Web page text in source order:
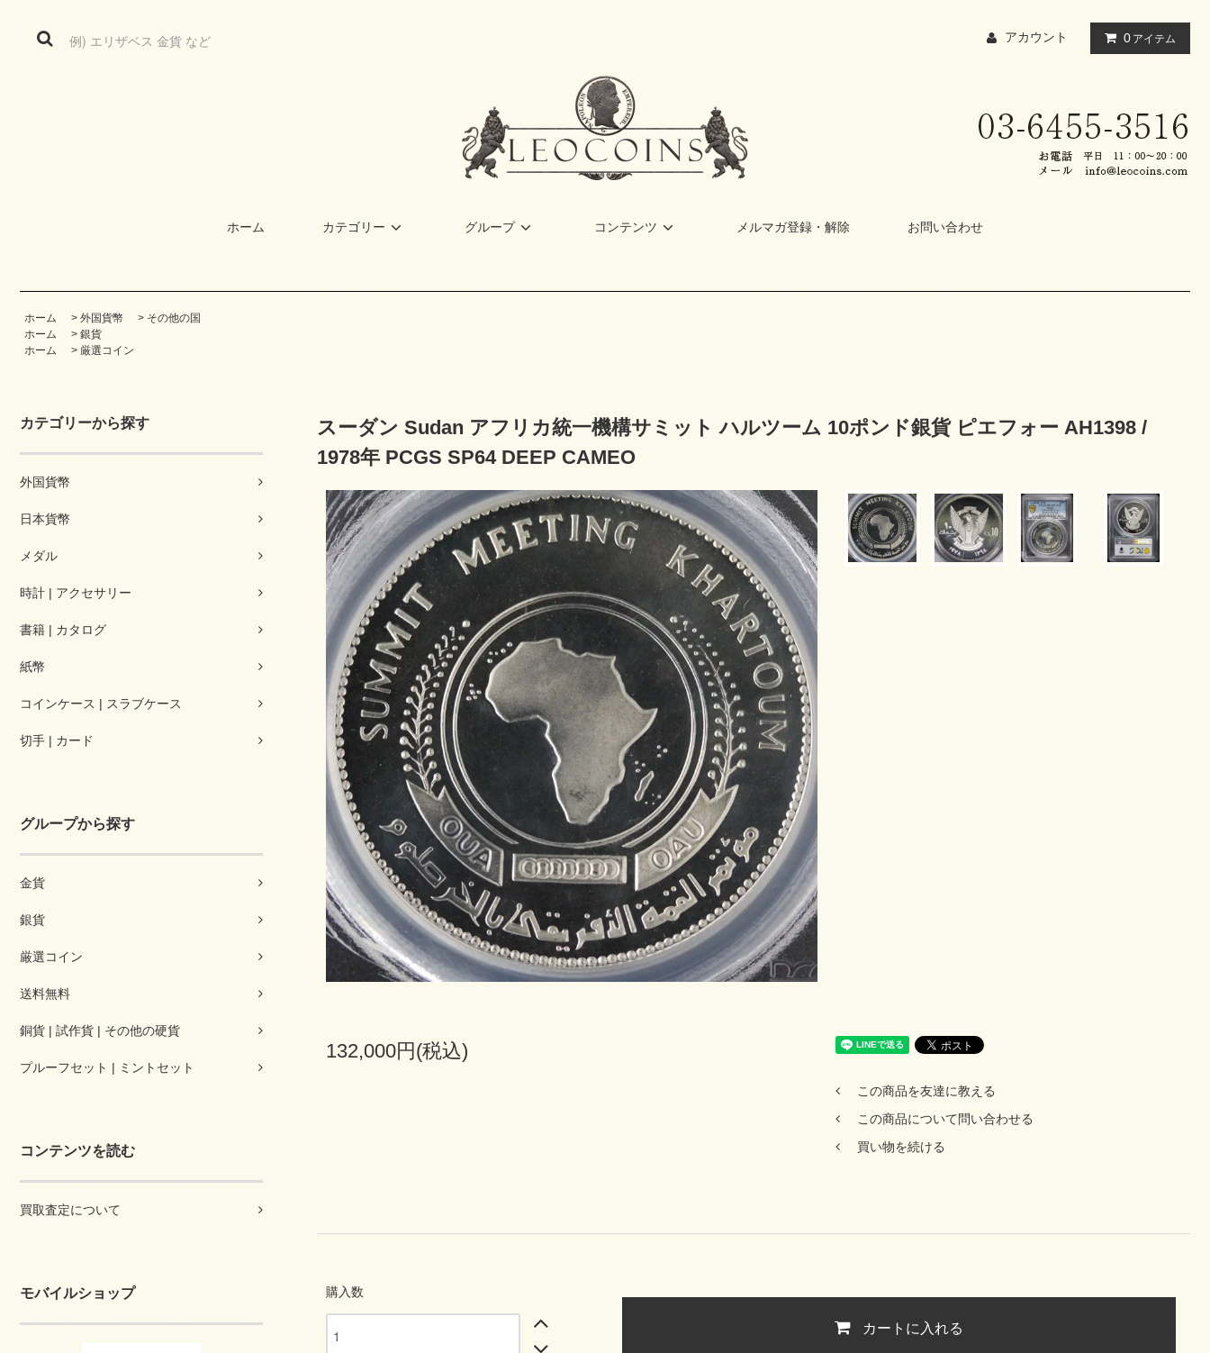
アカウント 0 アイテム
ホーム カテゴリー グループ コンテンツ メルマガ登録・解除 お問い合わせ
ホーム > 外国貨幣 > その他の国
ホーム
> 銀貨
ホーム
> 厳選コイン
カテゴリーから探す
外国貨幣
日本貨幣
メダル
時計 | アクセサリー
書籍 | カタログ
紙幣
コインケース | スラブケース
切手 | カード
グループから探す
金貨
銀貨
厳選コイン
送料無料
銅貨 | 試作貨 | その他の硬貨
プルーフセット | ミントセット
コンテンツを読む
買取査定について
モバイルショップ
スーダン Sudan アフリカ統一機構サミット ハルツーム 10ポンド銀貨 ピエフォー AH1398 /
1978年 PCGS SP64 DEEP CAMEO
132,000円(税込)
この商品を友達に教える
この商品について問い合わせる
買い物を続ける
購入数
カートに入れる